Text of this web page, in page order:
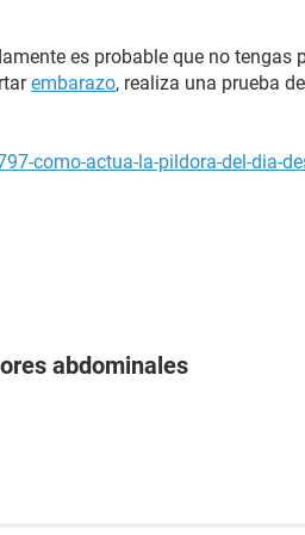
es probable que no tengas
embarazo, realiza una prueba
como-actua-la-pildora-del-dia-
abdominales